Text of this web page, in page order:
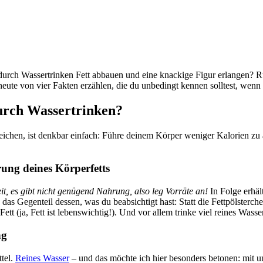
Wassertrinken Fett abbauen und eine knackige Figur
von vier Fakten erzählen, die du unbedingt kennen solltest,
Wassertrinken?
ist denkbar einfach: Führe deinem Körper weniger Kalorien
deines Körperfetts
es gibt nicht genügend Nahrung, also leg Vorräte an! In Folge
Gegenteil dessen, was du beabsichtigt hast: Statt die
(ja, Fett ist lebenswichtig!). Und vor allem trinke viel reines
Reines Wasser– und das möchte ich hier besonders betonen: mit